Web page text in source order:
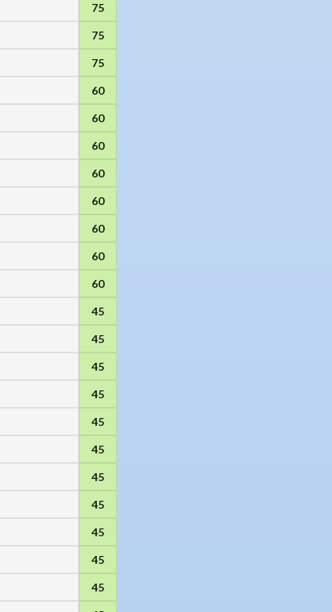
75
75
75
60
60
60
60
60
60
60
60
45
45
45
45
45
45
45
45
45
45
45